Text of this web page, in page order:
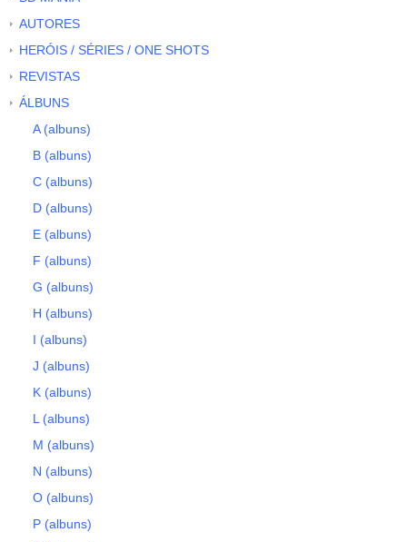
AUTORES
HERÓIS / SÉRIES / ONE SHOTS
REVISTAS
ÁLBUNS
A (albuns)
B (albuns)
C (albuns)
D (albuns)
E (albuns)
F (albuns)
G (albuns)
H (albuns)
I (albuns)
J (albuns)
K (albuns)
L (albuns)
M (albuns)
N (albuns)
O (albuns)
P (albuns)